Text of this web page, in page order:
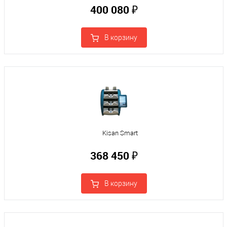
400 080 ₽
В корзину
Kisan Smart
368 450 ₽
В корзину